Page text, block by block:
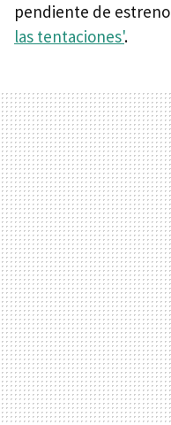
pendiente de
las tentaciones'.